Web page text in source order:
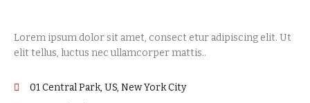
Lorem ipsum dolor sit amet, consect etur adipiscing elit. Ut
elit tellus, luctus nec ullamcorper mattis..
01 Central Park, US, New York City